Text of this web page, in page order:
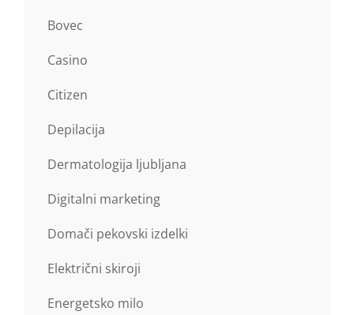
Bovec
Casino
Citizen
Depilacija
Dermatologija ljubljana
Digitalni marketing
Domači pekovski izdelki
Električni skiroji
Energetsko milo